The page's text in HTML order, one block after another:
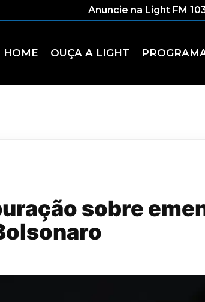
Anuncie na Light FM
HOME OUÇA A LIGHT
sobre